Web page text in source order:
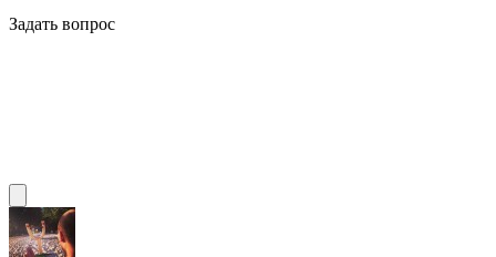
Задать вопрос